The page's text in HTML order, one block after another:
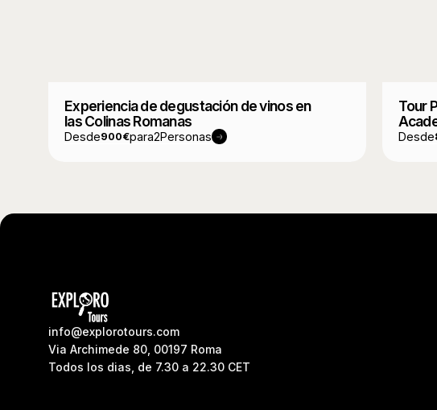
Experiencia de degustación de vinos en
las Colinas Romanas
Desde900€para2Personas
Tour
Desde
info@explorotours.com
Via Archimede 80, 00197 Roma
Todos los dias, de 7.30 a 22.30 CET